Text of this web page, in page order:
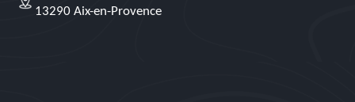
13290 Aix-en-Provence